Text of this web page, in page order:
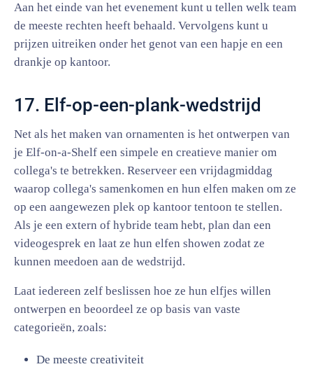
Aan het einde van het evenement kunt u tellen welk team
de meeste rechten heeft behaald. Vervolgens kunt u
prijzen uitreiken onder het genot van een hapje en een
drankje op kantoor.
17. Elf-op-een-plank-wedstrijd
Net als het maken van ornamenten is het ontwerpen van
je Elf-on-a-Shelf een simpele en creatieve manier om
collega's te betrekken. Reserveer een vrijdagmiddag
waarop collega's samenkomen en hun elfen maken om ze
op een aangewezen plek op kantoor tentoon te stellen.
Als je een extern of hybride team hebt, plan dan een
videogesprek en laat ze hun elfen showen zodat ze
kunnen meedoen aan de wedstrijd.
Laat iedereen zelf beslissen hoe ze hun elfjes willen
ontwerpen en beoordeel ze op basis van vaste
categorieën, zoals:
De meeste creativiteit